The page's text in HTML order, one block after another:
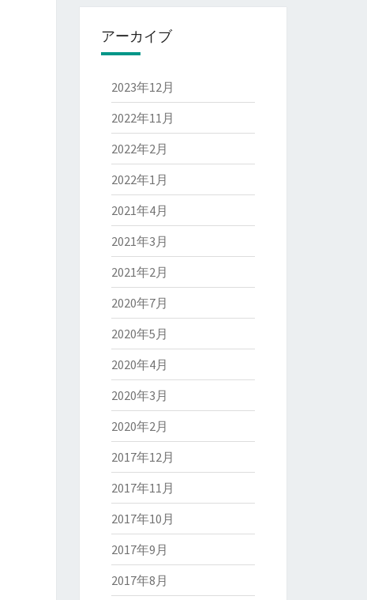
アーカイブ
2023年12月
2022年11月
2022年2月
2022年1月
2021年4月
2021年3月
2021年2月
2020年7月
2020年5月
2020年4月
2020年3月
2020年2月
2017年12月
2017年11月
2017年10月
2017年9月
2017年8月